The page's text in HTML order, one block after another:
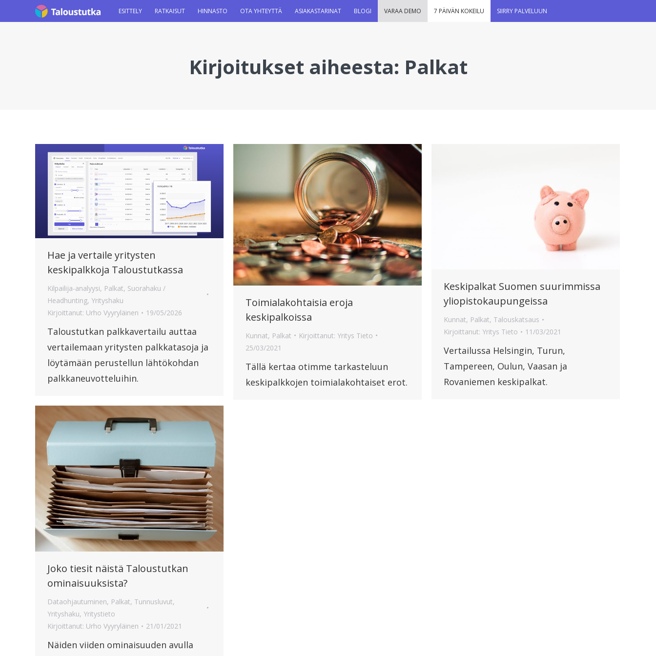
ESITTELY RATKAISUT HINNASTO OTA YHTEYTTÄ ASIAKASTARINAT BLOGI VARAA DEMO 7 PÄIVÄN KOKEILU SIIRRY PALVELUUN
Kirjoitukset aiheesta: Palkat
Hae ja vertaile yritysten
keskipalkkoja Taloustutkassa
Kilpailija-analyysi, Palkat, Suorahaku /
Headhunting, Yrityshaku
Kirjoittanut: Urho Vyyryläinen 19/05/2026
Taloustutkan palkkavertailu auttaa
vertailemaan yritysten palkkatasoja ja
löytämään perustellun lähtökohdan
palkkaneuvotteluihin.
Toimialakohtaisia eroja
keskipalkoissa
Kunnat, Palkat Kirjoittanut: Yritys Tieto
25/03/2021
Tällä kertaa otimme tarkasteluun
keskipalkkojen toimialakohtaiset erot.
Keskipalkat Suomen suurimmissa
yliopistokaupungeissa
Kunnat, Palkat, Talouskatsaus
Kirjoittanut: Yritys Tieto 11/03/2021
Vertailussa Helsingin, Turun,
Tampereen, Oulun, Vaasan ja
Rovaniemen keskipalkat.
Joko tiesit näistä Taloustutkan
ominaisuuksista?
Dataohjautuminen, Palkat, Tunnusluvut,
Yrityshaku, Yritystieto
Kirjoittanut: Urho Vyyryläinen 21/01/2021
Näiden viiden ominaisuuden avulla